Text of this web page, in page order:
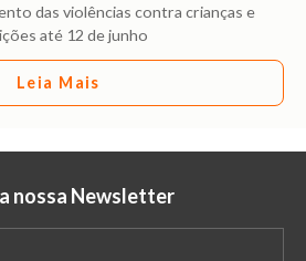
das violências contra crianças e
até 12 de junho
Leia Mais
nossa Newsletter